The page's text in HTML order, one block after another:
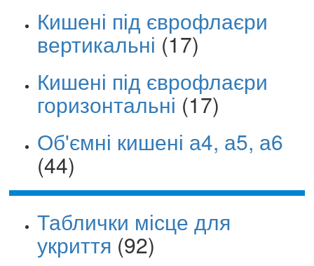
Кишені під єврофлаєри
вертикальні (17)
Кишені під єврофлаєри
горизонтальні (17)
Об'ємні кишені а4, а5, а6
(44)
Таблички місце для
укриття (92)